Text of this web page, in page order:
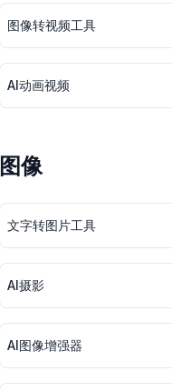
图像转视频工具
AI动画视频
图像
文字转图片工具
AI摄影
AI图像增强器